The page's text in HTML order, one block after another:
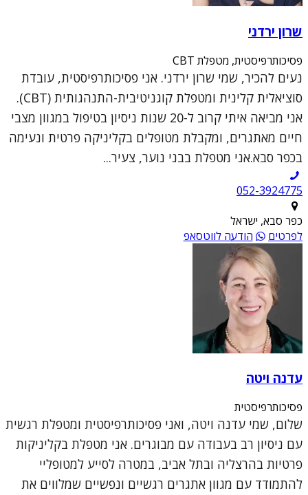
שרון ירדני
פסיכותרפיסטית, מטפלת CBT
נעים להכיר, שמי שרון ירדני. אני פסיכותרפיסטית, עובדת
סוציאלית קלינית ומטפלת קוגניטיבית-התנהגותית (CBT).
אני מביאה איתי קרוב ל-20 שנות ניסיון בטיפול במגוון מצבי
חיים מאתגרים, ומקבלת מטופלים בקליניקה פרטית ונעימה
בכפר סבא.אני מטפלת בבני נוער, צעיר...
052-3924775
כפר סבא, ישראל
לפרטים
הודעה לווטסאפ
עדנה ויטה
פסיכותרפיסטית
שלום, שמי עדנה ויטה, ואני פסיכותרפיסטית ומטפלת רגשית
עם ניסיון רב בעבודה עם מבוגרים. אני מטפלת בקליניקות
פרטיות בהרצליה ובתל אביב, במטרה לסייע למטופליי
להתמודד עם מגוון אתגרים רגשיים ונפשיים שמלווים את